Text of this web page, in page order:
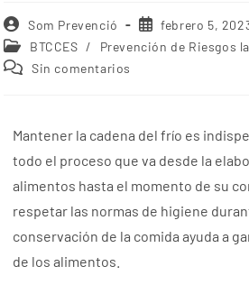
Som Prevenció
febrero 5,
BTCCES /
Prevención de Riesgos
Sin comentarios
Mantener la cadena del frío es
todo el proceso que va desde la
alimentos hasta el momento de su
respetar las normas de higiene
conservación de la comida ayuda a
de los alimentos.